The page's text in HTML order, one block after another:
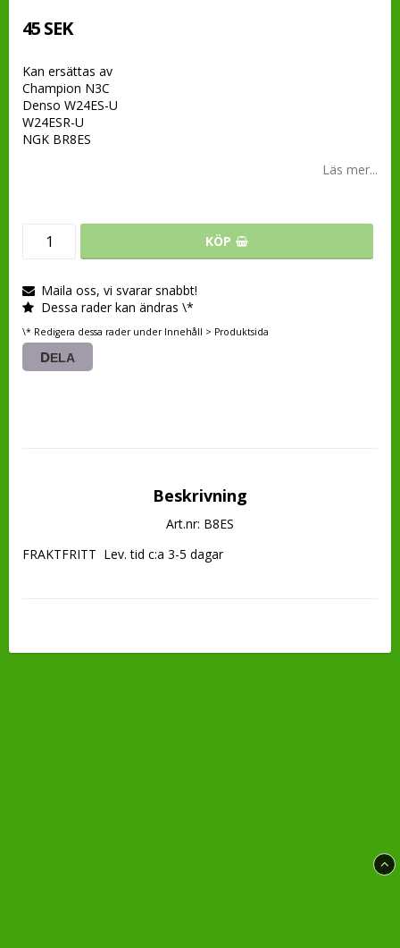
45 SEK
Kan ersättas av
Champion N3C
Denso W24ES-U
W24ESR-U
NGK BR8ES
Läs mer...
KÖP
Maila oss, vi svarar snabbt!
Dessa rader kan ändras \*
\* Redigera dessa rader under Innehåll > Produktsida
DELA
Beskrivning
Art.nr: B8ES
FRAKTFRITT  Lev. tid c:a 3-5 dagar